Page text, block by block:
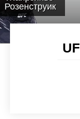
Розенструик